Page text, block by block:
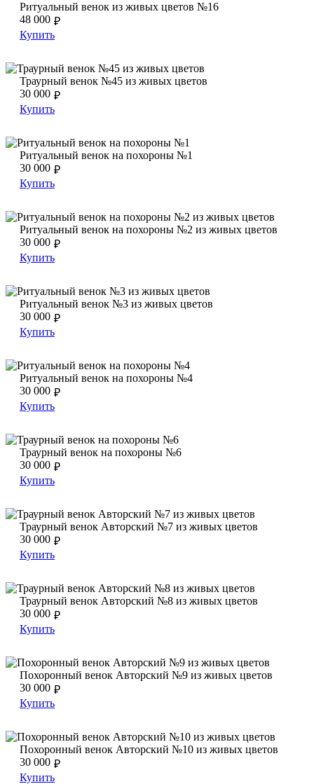
Ритуальный венок из живых цветов №16
Ритуальный венок из живых цветов №16
₽
48 000
Купить
Траурный венок №45 из живых цветов
Траурный венок №45 из живых цветов
Траурный венок №45 из живых цветов
₽
30 000
Купить
Ритуальный венок на похороны №1
Ритуальный венок на похороны №1
Ритуальный венок на похороны №1
₽
30 000
Купить
Ритуальный венок на похороны №2 из живых цветов
Ритуальный венок на похороны №2 из живых цветов
Ритуальный венок на похороны №2 из живых цветов
₽
30 000
Купить
Ритуальный венок №3 из живых цветов
Ритуальный венок №3 из живых цветов
Ритуальный венок №3 из живых цветов
₽
30 000
Купить
Ритуальный венок на похороны №4
Ритуальный венок на похороны №4
Ритуальный венок на похороны №4
₽
30 000
Купить
Траурный венок на похороны №6
Траурный венок на похороны №6
Траурный венок на похороны №6
₽
30 000
Купить
Траурный венок Авторский №7 из живых цветов
Траурный венок Авторский №7 из живых цветов
Траурный венок Авторский №7 из живых цветов
₽
30 000
Купить
Траурный венок Авторский №8 из живых цветов
Траурный венок Авторский №8 из живых цветов
Траурный венок Авторский №8 из живых цветов
₽
30 000
Купить
Похоронный венок Авторский №9 из живых цветов
Похоронный венок Авторский №9 из живых цветов
Похоронный венок Авторский №9 из живых цветов
₽
30 000
Купить
Похоронный венок Авторский №10 из живых цветов
Похоронный венок Авторский №10 из живых цветов
Похоронный венок Авторский №10 из живых цветов
₽
30 000
Купить